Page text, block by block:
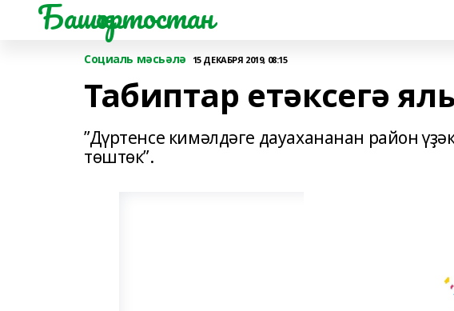
Башҡортостан
Социаль мәсьәлә 15 ДЕКАБРЯ 2019, 08:15
Табиптар етәксегә
”Дүртенсе кимәлдәге дауахананан район
төштөк”.